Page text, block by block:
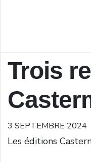
Trois
3 SEPTEMBRE 2024
Les éditions